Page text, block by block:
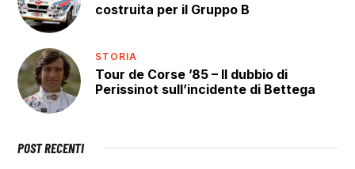
costruita per il Gruppo B
STORIA
Tour de Corse ’85 – Il dubbio di
Perissinot sull’incidente di Bettega
POST RECENTI